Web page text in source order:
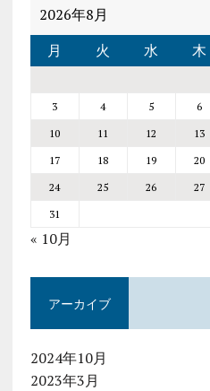
2026年8月
月
火 水 木
3
4 5 6
10
11 12 13
17
18 19 20
24
25 26 27
31
« 10月
アーカイブ
2024年10月
2023年3月